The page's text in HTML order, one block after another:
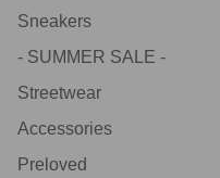
Sneakers
- SUMMER SALE -
Streetwear
Accessories
Preloved